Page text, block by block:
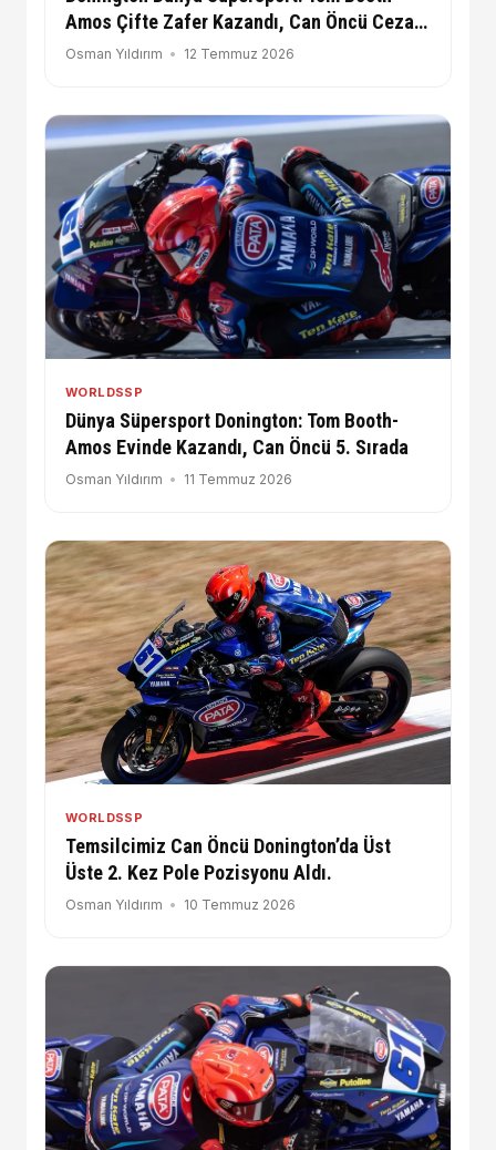
Amos Çifte Zafer Kazandı, Can Öncü Ceza
Aldı
Osman Yıldırım 12 Temmuz 2026
WORLDSSP
Dünya Süpersport Donington: Tom Booth-
Amos Evinde Kazandı, Can Öncü 5. Sırada
Osman Yıldırım 11 Temmuz 2026
WORLDSSP
Temsilcimiz Can Öncü Donington’da Üst
Üste 2. Kez Pole Pozisyonu Aldı.
Osman Yıldırım 10 Temmuz 2026